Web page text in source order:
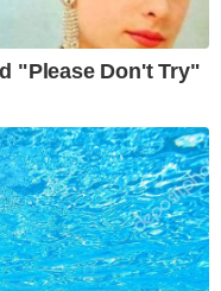
"Please Don't Try"